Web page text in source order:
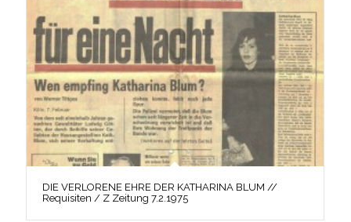
DIE VERLORENE EHRE DER KATHARINA BLUM //
Requisiten / Z Zeitung 7.2.1975